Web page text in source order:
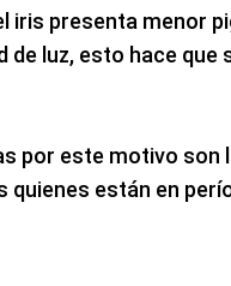
iris presenta menor
luz, esto hace que
por este motivo son
quienes están en